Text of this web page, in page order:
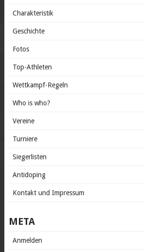
Charakteristik
Geschichte
Fotos
Top-Athleten
Wettkampf-Regeln
Who is who?
Vereine
Turniere
Siegerlisten
Antidoping
Kontakt und Impressum
META
Anmelden